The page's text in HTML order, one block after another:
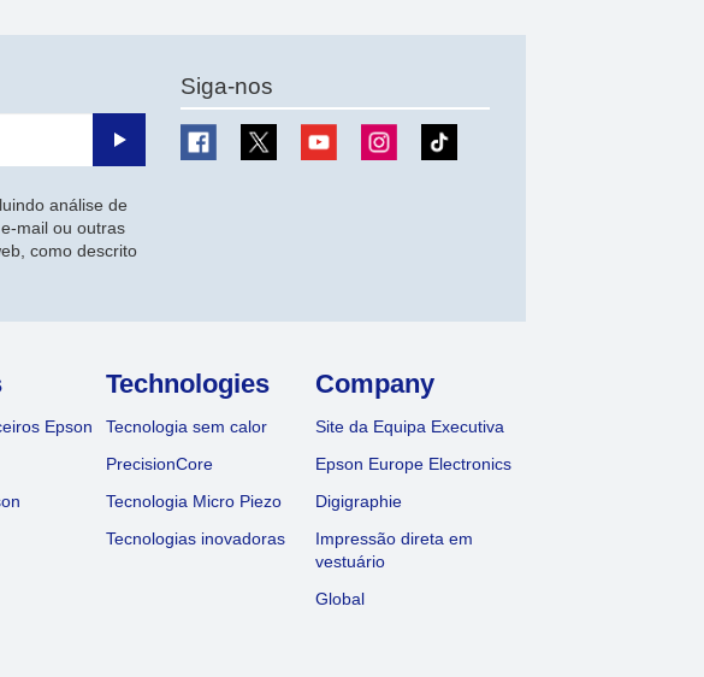
Enviar
análise de
mail ou outras
como descrito
Siga-nos
Epson
Technologies
Tecnologia sem calor
PrecisionCore
Tecnologia Micro Piezo
Tecnologias inovadoras
Company
Site da Equipa Executiva
Epson Europe Electronics
Digigraphie
Impressão direta em
vestuário
Global